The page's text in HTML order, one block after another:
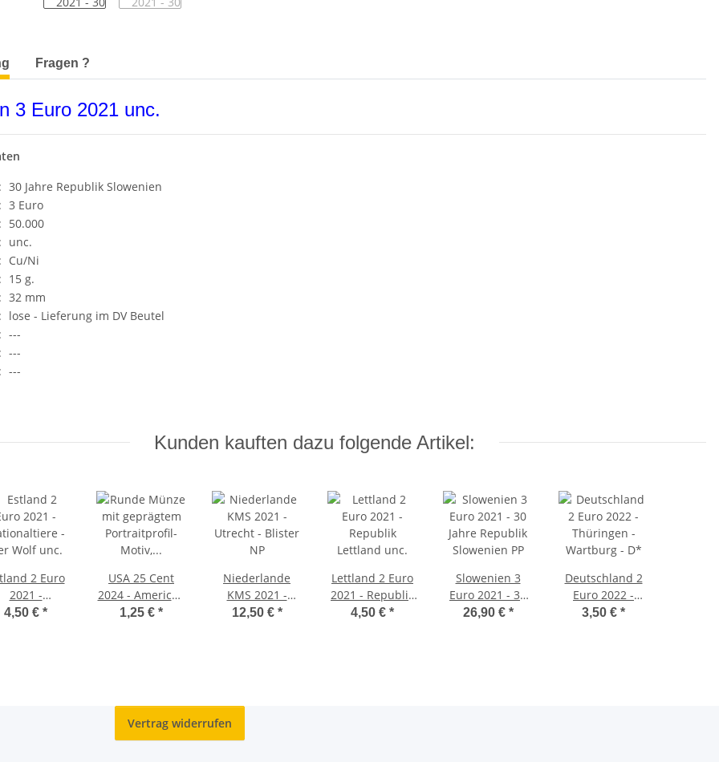
anzeigen
Fragen ?
3 Euro 2021 unc.
: 30 Jahre Republik Slowenien
: 3 Euro
: 50.000
: unc.
: Cu/Ni
: 15 g.
: 32 mm
: lose - Lieferung im DV Beutel
: ---
: ---
: ---
Kunden kauften dazu folgende Artikel:
2 Euro
2021 -
-
4,50 € *
USA 25 Cent
2024 - American
Women Quarter
1,25 € *
Niederlande
KMS 2021 -
Utrecht - Blister
12,50 € *
Lettland 2 Euro
2021 - Republik
Lettland unc.
4,50 € *
Slowenien 3
Euro 2021 - 30
Jahre Republik
26,90 € *
Deutschland 2
Euro 2022 -
Thüringen -
3,50 € *
Vertrag widerrufen